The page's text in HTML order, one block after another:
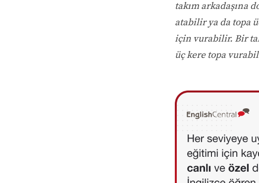
takım arkadaşına
atabilir ya da topa
için vurabilir. Bir
üç kere topa